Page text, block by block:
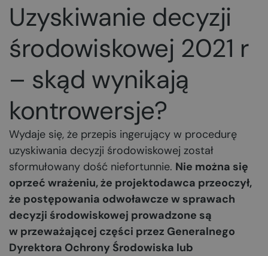
Uzyskiwanie decyzji
środowiskowej 2021 r
– skąd wynikają
kontrowersje?
Wydaje się, że przepis ingerujący w procedurę
uzyskiwania decyzji środowiskowej został
sformułowany dość niefortunnie. Nie można się
oprzeć wrażeniu, że projektodawca przeoczył,
że postępowania odwoławcze w sprawach
decyzji środowiskowej prowadzone są
w przeważającej części przez Generalnego
Dyrektora Ochrony Środowiska lub